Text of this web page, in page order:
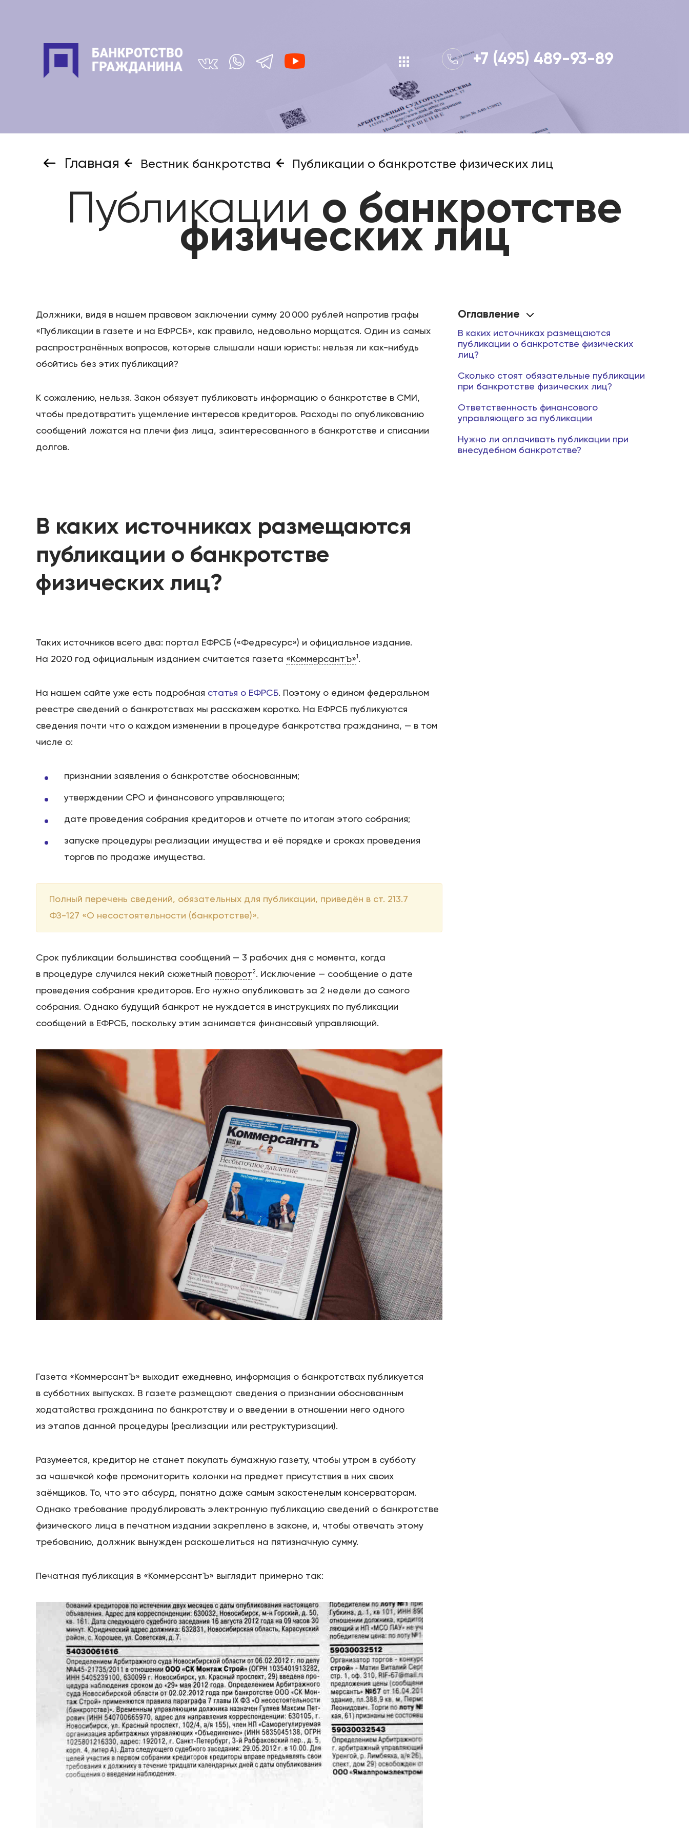
+7 (495) 489-93-89
Главная Вестник банкротства Публикации о банкротстве физических лиц
Публикации о банкротстве
физических лиц
Оглавление
В каких источниках размещаются
публикации о банкротстве физических
лиц?
Сколько стоят обязательные публикации
при банкротстве физических лиц?
Ответственность финансового
управляющего за публикации
Нужно ли оплачивать публикации при
внесудебном банкротстве?
Должники, видя в нашем правовом заключении сумму 20 000 рублей напротив графы
«Публикации в газете и на ЕФРСБ», как правило, недовольно морщатся. Один из самых
распространённых вопросов, которые слышали наши юристы: нельзя ли как-нибудь
обойтись без этих публикаций?
К сожалению, нельзя. Закон обязует публиковать информацию о банкротстве в СМИ,
чтобы предотвратить ущемление интересов кредиторов. Расходы по опубликованию
сообщений ложатся на плечи физ лица, заинтересованного в банкротстве и списании
долгов.
В каких источниках размещаются
публикации о банкротстве
физических лиц?
Таких источников всего два: портал ЕФРСБ («Федресурс») и официальное издание.
На 2020 год официальным изданием считается газета «КоммерсантЪ»1 .
На нашем сайте уже есть подробная статья о ЕФРСБ. Поэтому о едином федеральном
реестре сведений о банкротствах мы расскажем коротко. На ЕФРСБ публикуются
сведения почти что о каждом изменении в процедуре банкротства гражданина, — в том
числе о:
признании заявления о банкротстве обоснованным;
утверждении СРО и финансового управляющего;
дате проведения собрания кредиторов и отчете по итогам этого собрания;
запуске процедуры реализации имущества и её порядке и сроках проведения
торгов по продаже имущества.
Полный перечень сведений, обязательных для публикации, приведён в ст. 213.7
ФЗ-127 «О несостоятельности (банкротстве)».
Срок публикации большинства сообщений — 3 рабочих дня с момента, когда
в процедуре случился некий сюжетный поворот 2 . Исключение — сообщение о дате
проведения собрания кредиторов. Его нужно опубликовать за 2 недели до самого
собрания. Однако будущий банкрот не нуждается в инструкциях по публикации
сообщений в ЕФРСБ, поскольку этим занимается финансовый управляющий.
Газета «КоммерсантЪ» выходит ежедневно, информация о банкротствах публикуется
в субботних выпусках. В газете размещают сведения о признании обоснованным
ходатайства гражданина по банкротству и о введении в отношении него одного
из этапов данной процедуры (реализации или реструктуризации).
Разумеется, кредитор не станет покупать бумажную газету, чтобы утром в субботу
за чашечкой кофе промониторить колонки на предмет присутствия в них своих
заёмщиков. То, что это абсурд, понятно даже самым закостенелым консерваторам.
Однако требование продублировать электронную публикацию сведений о банкротстве
физического лица в печатном издании закреплено в законе, и, чтобы отвечать этому
требованию, должник вынужден раскошелиться на пятизначную сумму.
Печатная публикация в «КоммерсантЪ» выглядит примерно так:
Этапы
Отзывы
О компании
Подробно о банкротстве
Цены
Контакты
БАНКРОТСТВО ОНЛАЙН